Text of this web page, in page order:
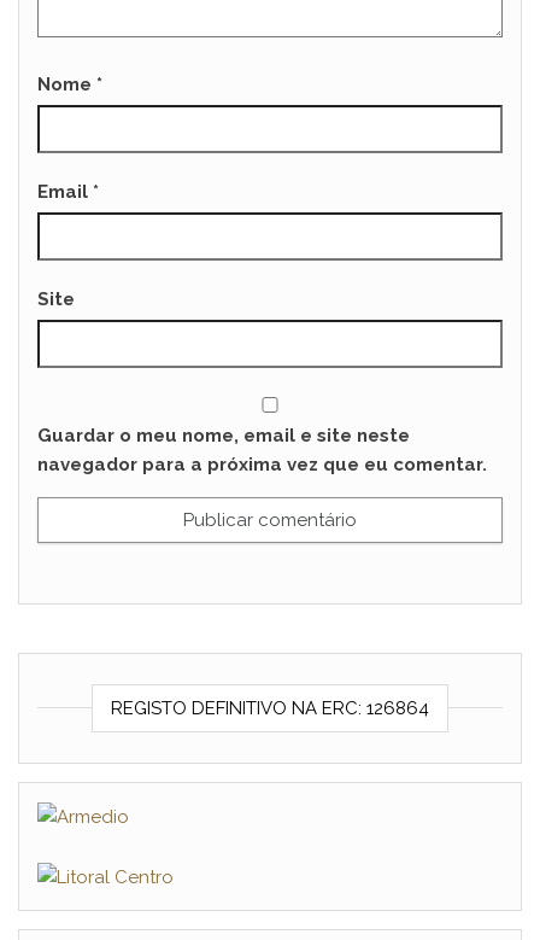
Nome *
Email *
Site
Guardar o meu nome, email e site neste
navegador para a próxima vez que eu comentar.
REGISTO DEFINITIVO NA ERC: 126864